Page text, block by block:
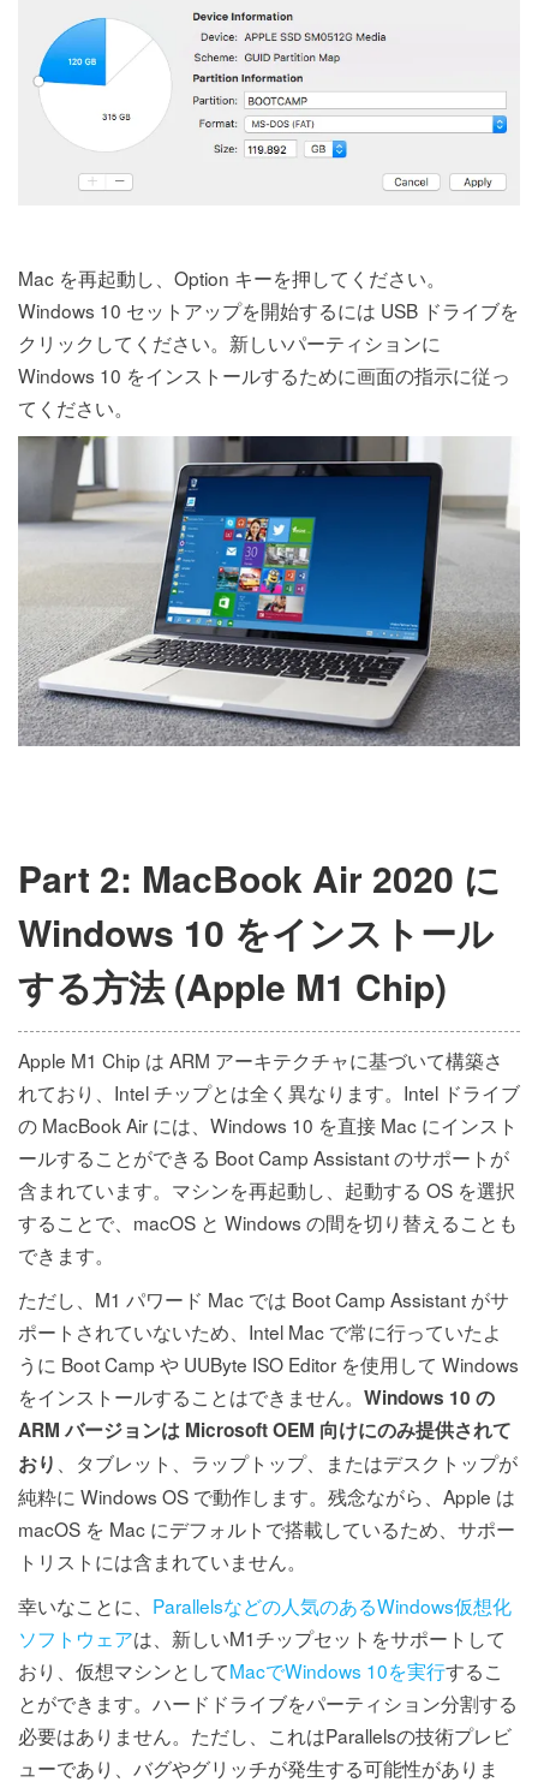
Mac を再起動し、Option キーを押してください。
Windows 10 セットアップを開始するには USB ドライブを
クリックしてください。新しいパーティションに
Windows 10 をインストールするために画面の指示に従っ
てください。
Part 2: MacBook Air 2020 に
Windows 10 をインストール
する方法 (Apple M1 Chip)
Apple M1 Chip は ARM アーキテクチャに基づいて構築さ
れており、Intel チップとは全く異なります。Intel ドライブ
の MacBook Air には、Windows 10 を直接 Mac にインスト
ールすることができる Boot Camp Assistant のサポートが
含まれています。マシンを再起動し、起動する OS を選択
することで、macOS と Windows の間を切り替えることも
できます。
ただし、M1 パワード Mac では Boot Camp Assistant がサ
ポートされていないため、Intel Mac で常に行っていたよ
うに Boot Camp や UUByte ISO Editor を使用して Windows
をインストールすることはできません。 Windows 10 の
ARM バージョンは Microsoft OEM 向けにのみ提供されて
おり
、タブレット、ラップトップ、またはデスクトップが
純粋に Windows OS で動作します。残念ながら、Apple は
macOS を Mac にデフォルトで搭載しているため、サポー
トリストには含まれていません。
幸いなことに、 Parallelsなどの人気のあるWindows仮想化
ソフトウェアは、新しいM1チップセットをサポートして
おり、仮想マシンとしてMacでWindows 10を実行するこ
とができます。ハードドライブをパーティション分割する
必要はありません。ただし、これはParallelsの技術プレビ
ューであり、バグやグリッチが発生する可能性がありま